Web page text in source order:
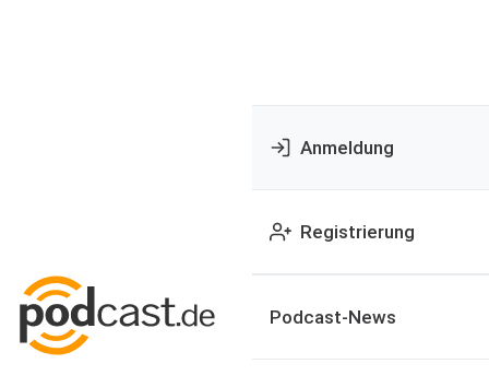
Anmeldung
Registrierung
Podcast-News